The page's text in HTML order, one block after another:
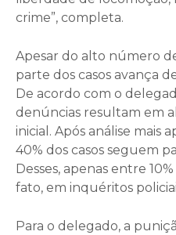
crime”, completa.
Apesar do alto número
parte dos casos avança
De acordo com o
denúncias resultam em
inicial. Após análise mais
40% dos casos seguem
Desses, apenas entre
fato, em inquéritos
Para o delegado, a